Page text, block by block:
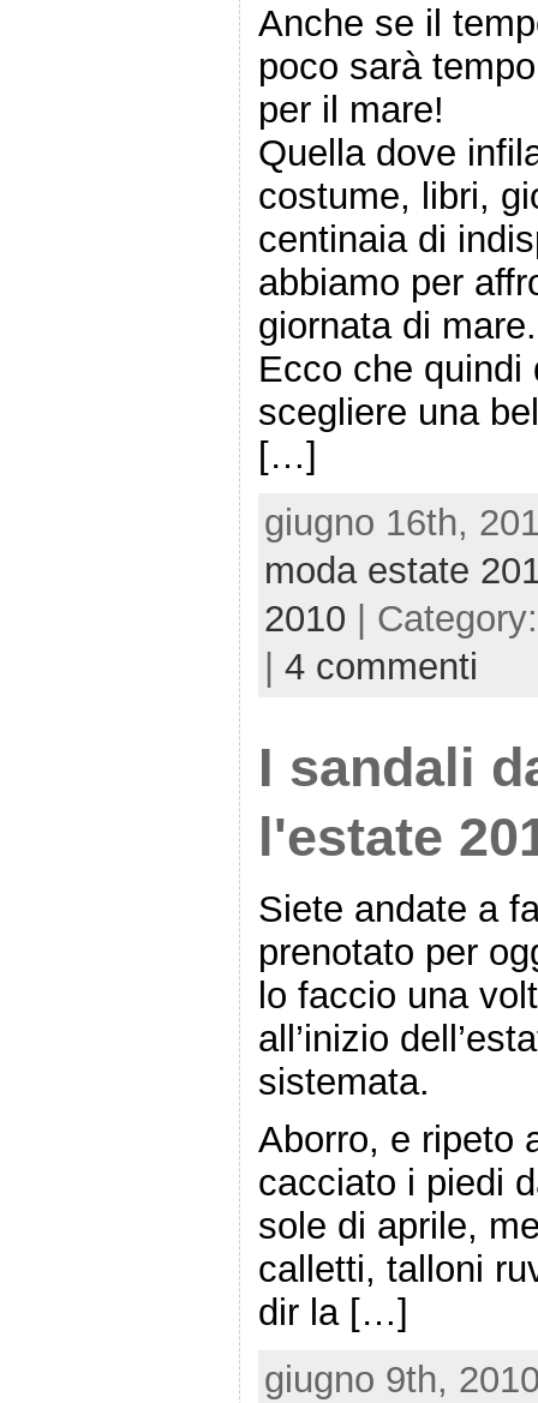
Anche se il
poco sarà
per il mare!
Quella dove
costume, libri,
centinaia di
abbiamo per
giornata di mare.
Ecco che quindi
scegliere una
[…]
giugno 16th,
moda estate
2010 |
4 commenti
I sandali
l'estate
Siete andate a
prenotato per
lo faccio una
all’inizio
sistemata.
Aborro, e ripeto
cacciato i piedi
sole di aprile,
calletti, talloni
dir la […]
giugno 9th,